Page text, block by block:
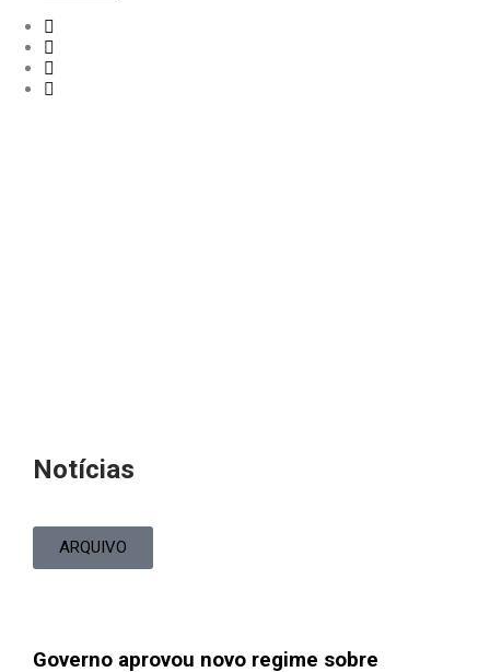
Notícias
ARQUIVO
Governo aprovou novo regime sobre